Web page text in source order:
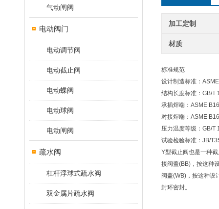
气动闸阀
电动阀门
电动调节阀
电动截止阀
电动蝶阀
电动球阀
电动闸阀
疏水阀
杠杆浮球式疏水阀
双金属片疏水阀
加工定制
材质
标准规范
设计制造标准：
结构长度标准：GB/T
承插焊端：ASME
对接焊端：ASME
压力温度等级：GB/T
试验检验标准：JB/
Y型截止阀也是一种
接阀盖(BB)，按这种
阀盖(WB)，按这种设
封环密封。